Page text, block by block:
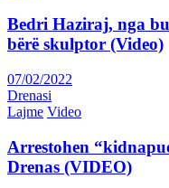
Bedri Haziraj, nga
bërë skulptor (Video)
07/02/2022
Drenasi
Lajme Video
Arrestohen
Drenas (VIDEO)